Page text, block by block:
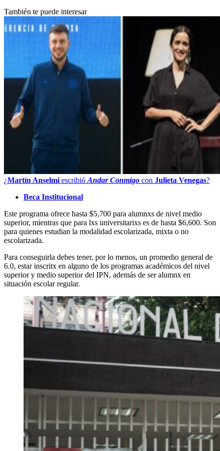
También te puede interesar
¿Martín Anselmi escribió Andar Conmigo con Julieta Venegas?
Beca Institucional
Este programa ofrece hasta $5,700 para alumnxs de nivel medio
superior, mientras que para lxs universitarixs es de hasta $6,600. Son
para quienes estudian la modalidad escolarizada, mixta o no
escolarizada.
Para conseguirla debes tener, por lo menos, un promedio general de
6.0, estar inscritx en alguno de los programas académicos del nivel
superior y medio superior del IPN, además de ser alumnx en
situación escolar regular.